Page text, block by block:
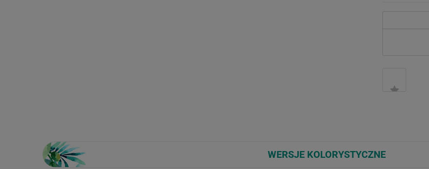
WERSJE KOLORYSTYCZNE